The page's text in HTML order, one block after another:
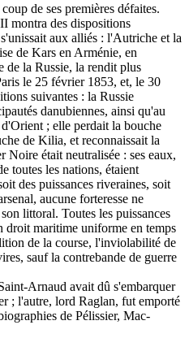
de ses premières défaites.
montra des dispositions
aux alliés : l'Autriche et la
de Kars en Arménie, en
de la Russie, la rendit plus
le 25 février 1853, et, le 30
suivantes : la Russie
danubiennes, ainsi qu'au
; elle perdait la bouche
de Kilia, et reconnaissait la
était neutralisée : ses eaux,
toutes les nations, étaient
des puissances riveraines, soit
aucune forteresse ne
littoral. Toutes les puissances
droit maritime uniforme en temps
de la course, l'inviolabilité de
sauf la contrebande de guerre
Arnaud avait dû s'embarquer
; l'autre, lord Raglan, fut emporté
de Pélissier, Mac-